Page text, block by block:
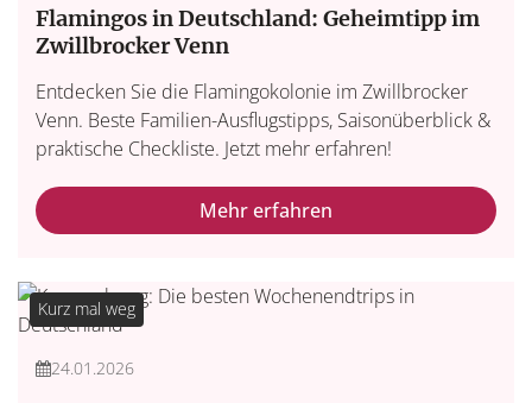
Flamingos in Deutschland: Geheimtipp im
Zwillbrocker Venn
Entdecken Sie die Flamingokolonie im Zwillbrocker
Venn. Beste Familien-Ausflugstipps, Saisonüberblick &
praktische Checkliste. Jetzt mehr erfahren!
Mehr erfahren
Kurz mal weg
24.01.2026